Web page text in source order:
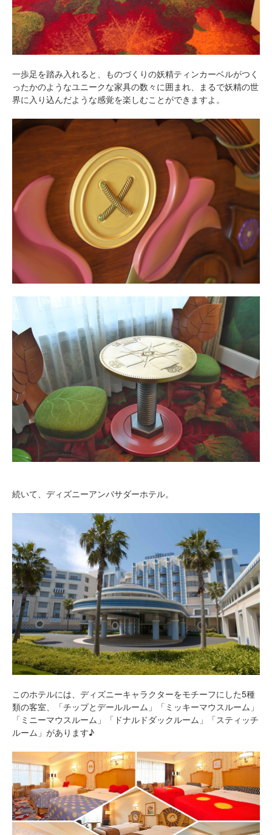
一歩足を踏み入れると、ものづくりの妖精ティンカーベルがつく
ったかのようなユニークな家具の数々に囲まれ、まるで妖精の世
界に入り込んだような感覚を楽しむことができますよ。
続いて、ディズニーアンバサダーホテル。
このホテルには、ディズニーキャラクターをモチーフにした5種
類の客室、「チップとデールルーム」「ミッキーマウスルーム」
「ミニーマウスルーム」「ドナルドダックルーム」「スティッチ
ルーム」があります♪